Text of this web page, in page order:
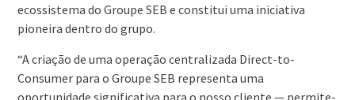
ecossistema do Groupe SEB e constitui uma iniciativa
pioneira dentro do grupo.
“A criação de uma operação centralizada Direct-to-
Consumer para o Groupe SEB representa uma